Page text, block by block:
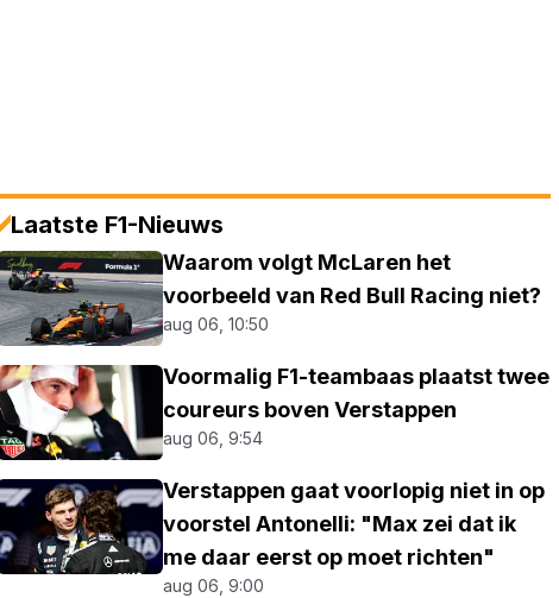
Laatste F1-Nieuws
Waarom volgt McLaren het
voorbeeld van Red Bull Racing niet?
aug 06, 10:50
Voormalig F1-teambaas plaatst twee
coureurs boven Verstappen
aug 06, 9:54
Verstappen gaat voorlopig niet in op
voorstel Antonelli: "Max zei dat ik
me daar eerst op moet richten"
aug 06, 9:00